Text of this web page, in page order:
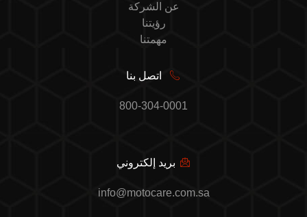
عن الشركة
رؤيتنا
مهمتنا
اتصل بنا
800-304-0001
بريد إلكتروني
info@motocare.com.sa